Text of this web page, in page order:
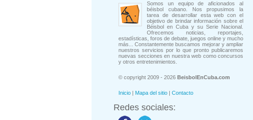
Somos un equipo de aficionados al
béisbol cubano. Nos propusimos la
tarea de desarrollar esta web con el
objetivo de brindar información sobre el
Béisbol en Cuba y su Serie Nacional.
Ofrecemos noticias, reportajes,
estadísticas, foros de debate, juegos online y mucho
más... Constantemente buscamos mejorar y ampliar
nuestros servicios por lo que pronto publicaremos
nuevas secciones en nuestra web como concursos
y otros entretenimientos.
© copyright 2009 - 2026 BeisbolEnCuba.com
Inicio | Mapa del sitio | Contacto
Redes sociales: